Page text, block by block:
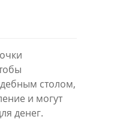
столом,
и могут
денег.